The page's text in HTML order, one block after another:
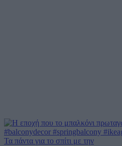
Τα πάντα για το σπίτι με την